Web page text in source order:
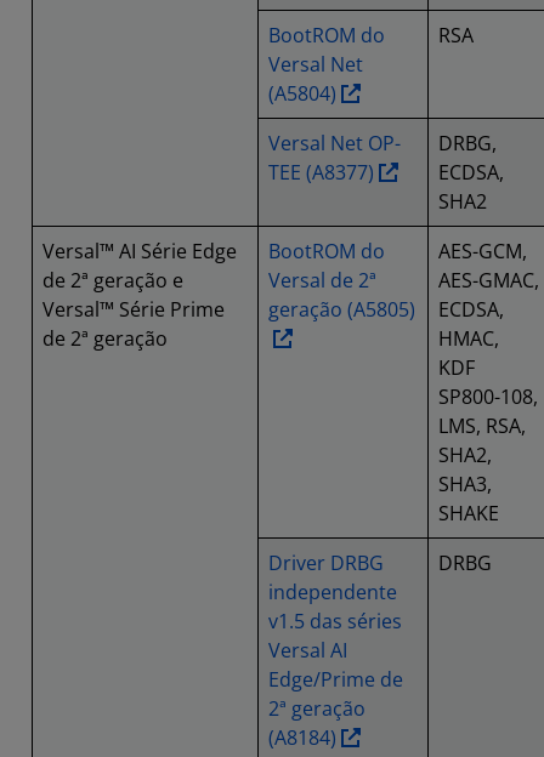
BootROM do
Versal Net
(A5804)
RSA
Versal Net OP-
TEE (A8377)
DRBG,
ECDSA,
SHA2
Versal™ AI Série Edge
de 2ª geração e
Versal™ Série Prime
de 2ª geração
BootROM do
Versal de 2ª
geração (A5805)
AES-GCM,
AES-GMAC,
ECDSA,
HMAC,
KDF
SP800-108,
LMS, RSA,
SHA2,
SHA3,
SHAKE
Driver DRBG
independente
v1.5 das séries
Versal AI
Edge/Prime de
2ª geração
(A8184)
DRBG